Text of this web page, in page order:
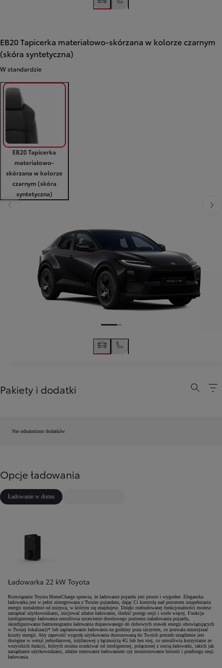
EB20 Tapicerka materiałowo-skórzana w kolorze czarnym
(skóra syntetyczna)
W standardzie
EB20 Tapicerka
materiałowo-
skórzana w kolorze
czarnym (skóra
syntetyczna)
Poprzedni
Pakiety i dodatki
Nie odnaleziono dodatków
Opcje ładowania
Ładowanie w domu
Ładowarka 22 kW Toyota
Rozwiązanie Toyota HomeCharge sprawia, że ładowanie pojazdu jest proste i wygodne. Elegancka
ładowarka jest w pełni zintegrowana z Twoim pojazdem, dając Ci kontrolę nad procesem uzupełniania
energii niezależnie od miejsca, w którym się znajdujesz. Dzięki rozbudowanej funkcjonalności możesz
zarządzać użytkownikami, inicjować zdalne ładowanie, śledzić postęp sesji i wiele więcej. Funkcja
inteligentnego ładowania umożliwia ustawienie docelowego poziomu naładowania pojazdu,
skonfigurowanie harmonogramu ładowania dopasowanego do dobowych stawek energii obowiązujących
w Twojej lokalizacji* lub zaplanowanie ładowania na godziny poza szczytem, co pozwala zmniejszać
koszty energii. Aby zapewnić wygodę użytkowania dostosowaną do Twoich potrzeb urządzenie jest
dostępne w wersji jednofazowej, trójfazowej z łącznością 4G lub bez niej, co umożliwia korzystanie ze
wszystkich funkcji, których można oczekiwać od inteligentnej, połączonej z siecią ładowarki, takich jak
zarządzanie użytkownikami, zdalne sterowanie ładowaniem czy monitorowanie historii i przebiegu sesji
ładowania.